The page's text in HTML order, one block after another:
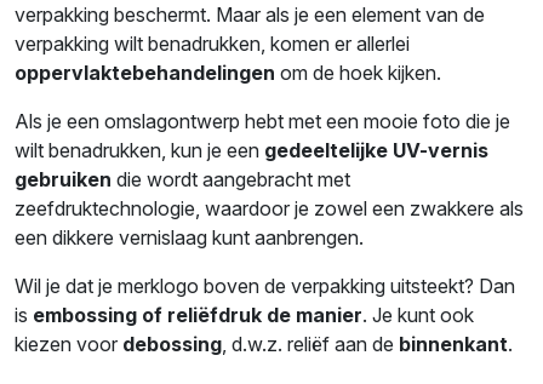
verpakking beschermt. Maar als je een element van de
verpakking wilt benadrukken, komen er allerlei
oppervlaktebehandelingen om de hoek kijken.
Als je een omslagontwerp hebt met een mooie foto die je
wilt benadrukken, kun je een gedeeltelijke UV-vernis
gebruiken die wordt aangebracht met
zeefdruktechnologie, waardoor je zowel een zwakkere als
een dikkere vernislaag kunt aanbrengen.
Wil je dat je merklogo boven de verpakking uitsteekt? Dan
is embossing of reliëfdruk de manier. Je kunt ook
kiezen voor debossing, d.w.z. reliëf aan de binnenkant.